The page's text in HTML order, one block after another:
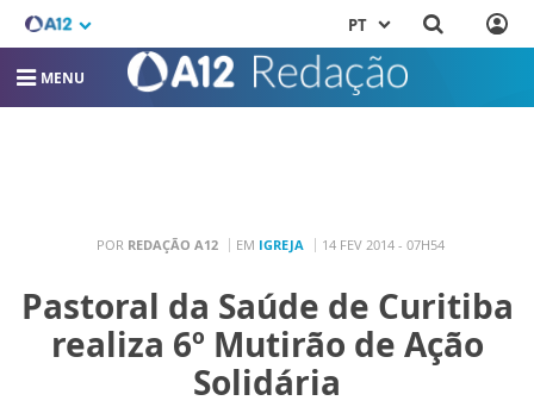
PT
MENU
POR REDAÇÃO A12 EM IGREJA 14 FEV 2014 - 07H54
Pastoral da Saúde de Curitiba
realiza 6º Mutirão de Ação
Solidária